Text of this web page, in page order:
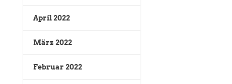
April 2022
März 2022
Februar 2022